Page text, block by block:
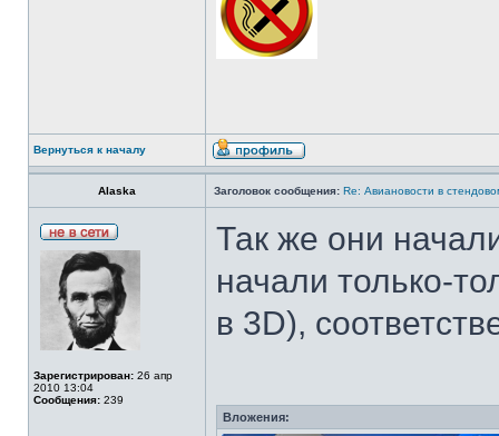
Вернуться к началу
Alaska Заголовок сообщения: Re: Авиановости в
Зарегистрирован: 26 апр
2010 13:04
Сообщения: 239
Так же они
начали только-
в 3D),
Вложения: